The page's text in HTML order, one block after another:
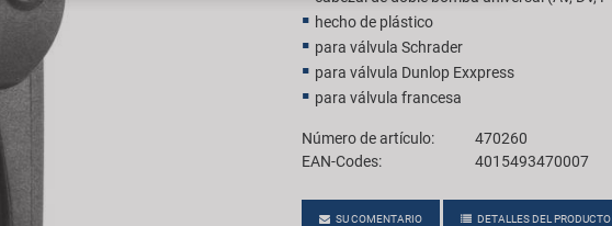
hecho de plástico
para válvula Schrader
para válvula Dunlop Exxpress
para válvula francesa
Número de artículo:
470260
EAN-Codes:
4015493470007
SU COMENTARIO DETALLES DEL PRODUCTO